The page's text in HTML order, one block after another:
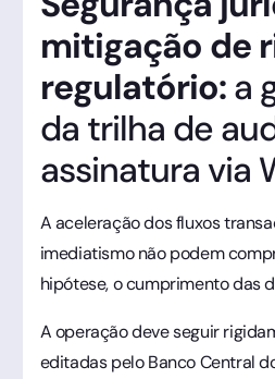
mitigação de
regulatório:a
da trilha de
assinatura via
A aceleração dos fluxos
imediatismo não podem
hipótese, o cumprimento das
A operação deve seguir
editadas pelo Banco Central